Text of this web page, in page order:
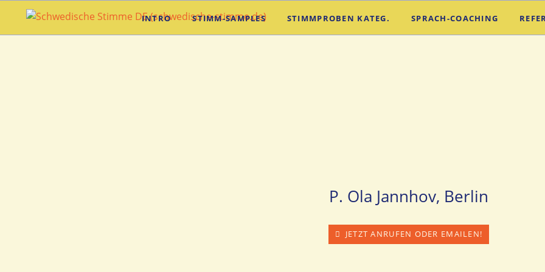
INTRO STIMM-SAMPLES STIMMPROBEN KATEG. SPRACH-COACHING
P. Ola Jannhov, Berlin
JETZT ANRUFEN ODER EMAILEN!